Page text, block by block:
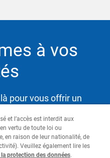
à vos
pour vous offrir un
à atteindre vos
et l’accès est interdit aux
vertu de toute loi ou
en raison de leur nationalité, de
Veuillez également lire les
protection des données.